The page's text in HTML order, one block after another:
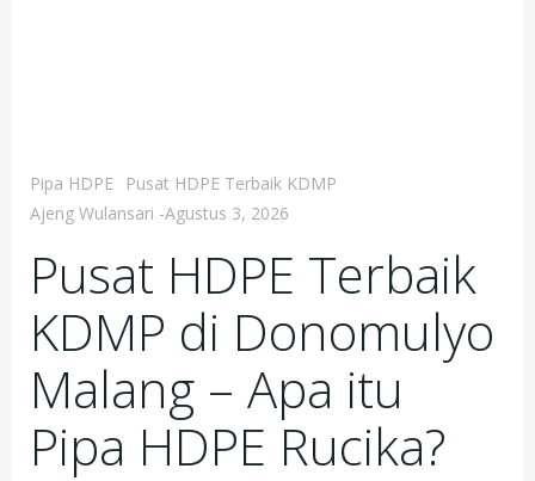
Pipa HDPE
Pusat HDPE Terbaik KDMP
Ajeng Wulansari -Agustus 3, 2026
Pusat HDPE Terbaik
KDMP di Donomulyo
Malang – Apa itu
Pipa HDPE Rucika?